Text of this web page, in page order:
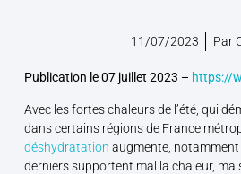
11/07/2023 Par
Publication le 07 juillet 2023 – https://
Avec les fortes chaleurs de l’été, qui
dans certains régions de France
déshydratation augmente, notamment
derniers supportent mal la chaleur,